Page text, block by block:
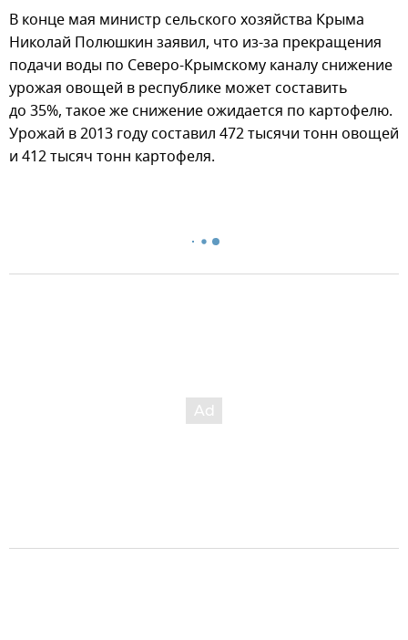
В конце мая министр сельского хозяйства Крыма
Николай Полюшкин заявил, что из-за прекращения
подачи воды по Северо-Крымскому каналу снижение
урожая овощей в республике может составить
до 35%, такое же снижение ожидается по картофелю.
Урожай в 2013 году составил 472 тысячи тонн овощей
и 412 тысяч тонн картофеля.